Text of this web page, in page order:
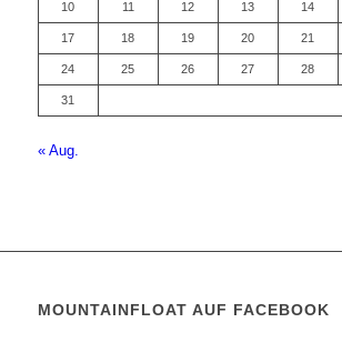
10 11 12 13 14
17 18 19 20 21
24 25 26 27 28
31
« Aug.
MOUNTAINFLOAT AUF FACEBOOK